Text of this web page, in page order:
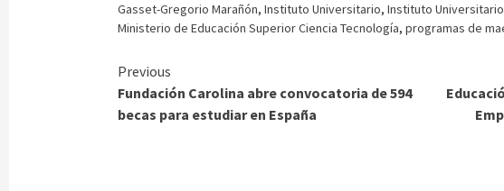
Gasset-Gregorio Marañón,Instituto Universitario,Instituto
Ministerio de Educación Superior Ciencia Tecnología,programas de
Continue
Reading
Previous
Fundación Carolina abre convocatoria de 594
becas para estudiar en España